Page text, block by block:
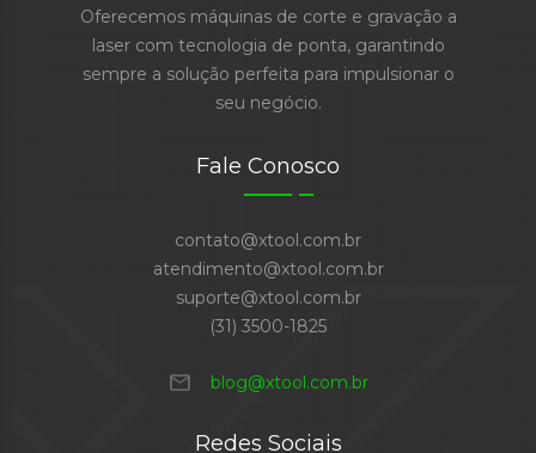
Oferecemos máquinas de corte e gravação a
laser com tecnologia de ponta, garantindo
sempre a solução perfeita para impulsionar o
seu negócio.
Fale Conosco
contato@xtool.com.br
atendimento@xtool.com.br
suporte@xtool.com.br
(31) 3500-1825
mail blog@xtool.com.br
Redes Sociais